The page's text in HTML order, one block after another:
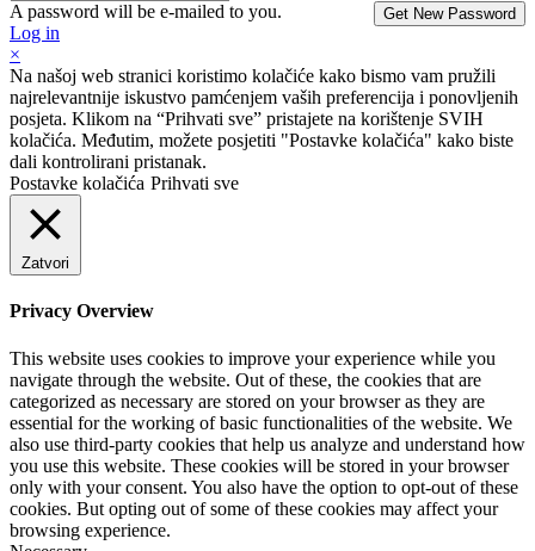
A password will be e-mailed to you.
Log in
×
Na našoj web stranici koristimo kolačiće kako bismo vam pružili
najrelevantnije iskustvo pamćenjem vaših preferencija i ponovljenih
posjeta. Klikom na “Prihvati sve” pristajete na korištenje SVIH
kolačića. Međutim, možete posjetiti "Postavke kolačića" kako biste
dali kontrolirani pristanak.
Postavke kolačića Prihvati sve
Zatvori
Privacy Overview
This website uses cookies to improve your experience while you
navigate through the website. Out of these, the cookies that are
categorized as necessary are stored on your browser as they are
essential for the working of basic functionalities of the website. We
also use third-party cookies that help us analyze and understand how
you use this website. These cookies will be stored in your browser
only with your consent. You also have the option to opt-out of these
cookies. But opting out of some of these cookies may affect your
browsing experience.